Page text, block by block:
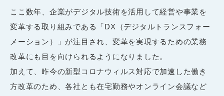
ここ数年、企業がデジタル技術を活用して経営や事業を
変革する取り組みである「DX（デジタルトランスフォー
メーション）」が注目され、変革を実現するための業務
改革にも目を向けられるようになりました。
加えて、昨今の新型コロナウィルス対応で加速した働き
方改革のため、各社とも在宅勤務やオンライン会議など